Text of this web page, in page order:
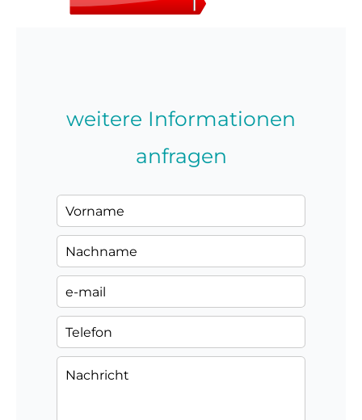
weitere Informationen
anfragen